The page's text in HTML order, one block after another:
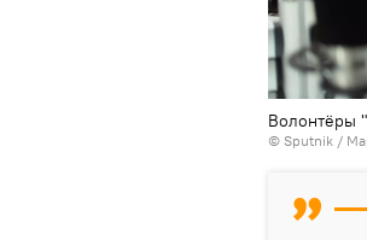
Волонтёры
© Sputnik /